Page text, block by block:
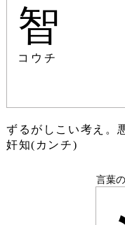
智
コウチ
ずるがしこい考え。
奸知(カンチ)
言葉